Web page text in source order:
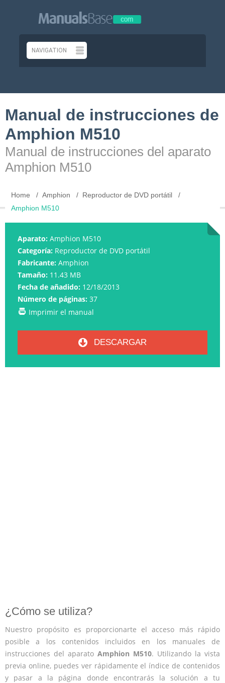
Manual de instrucciones de
Amphion M510
Manual de instrucciones del aparato
Amphion M510
Home Amphion
Reproductor de DVD portátil
Amphion M510
Aparato: Amphion M510
Categoría: Reproductor de DVD portátil
Fabricante: Amphion
Tamaño: 11.43 MB
Fecha de añadido: 12/18/2013
Número de páginas: 37
Imprimir el manual
DESCARGAR
¿Cómo se utiliza?
Nuestro propósito es proporcionarte el acceso más rápido
posible a los contenidos incluidos en los manuales de
instrucciones del aparato Amphion M510. Utilizando la vista
previa online, puedes ver rápidamente el índice de contenidos
y pasar a la página donde encontrarás la solución a tu